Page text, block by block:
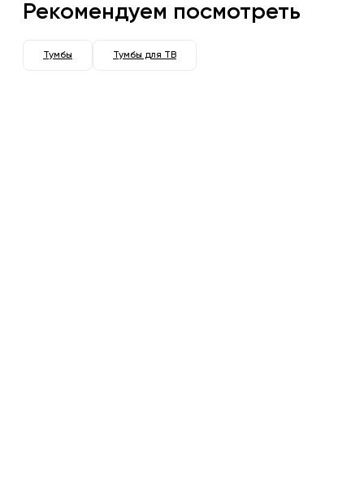
Рекомендуем посмотреть
Тумбы Тумбы для ТВ